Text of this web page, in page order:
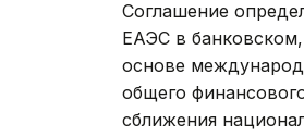
Соглашение
ЕАЭС в
основе
общего
сближения